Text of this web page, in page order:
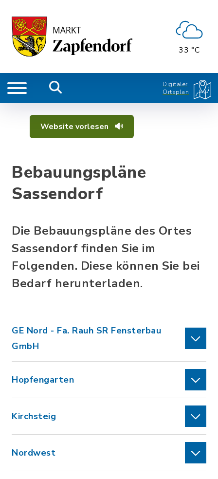
33 °C
Digitaler
Ortsplan
Website vorlesen
Bebauungspläne
Sassendorf
Die Bebauungspläne des Ortes
Sassendorf finden Sie im
Folgenden. Diese können Sie bei
Bedarf herunterladen.
GE Nord - Fa. Rauh SR Fensterbau
GmbH
Hopfengarten
Kirchsteig
Nordwest